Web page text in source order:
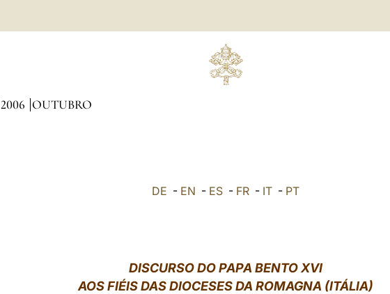
2006 OUTUBRO
DE - EN - ES - FR - IT - PT
DISCURSO DO PAPA BENTO XVI
AOS FIÉIS DAS DIOCESES DA ROMAGNA (ITÁLIA)